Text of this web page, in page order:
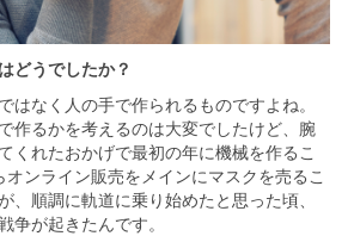
どうでしたか？
はなく人の手で作られるものですよね。
作るかを考えるのは大変でしたけど、腕
くれたおかげで最初の年に機械を作るこ
ンライン販売をメインにマスクを売るこ
、順調に軌道に乗り始めたと思った頃、
争が起きたんです。